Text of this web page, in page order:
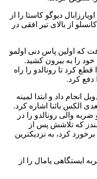
دیوگو کاستا را از
از بالای تیر افقی در
که اولین پاس دنی اولمو
خود را به بیرون کشید.
کرد تا رونالدو را راه
دفع کرد.
انجام داد و ابتدا لمینه
الکس بائنا اشاره کرد.
والی رونالدو را در
مندز که تلاشش پس از
کرد، به نزدیکترین
ایستگاهی یامال را از